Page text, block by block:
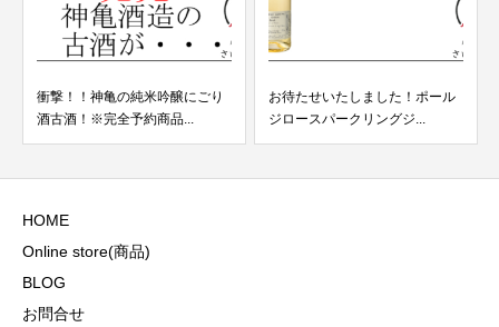
衝撃！！神亀の純米吟醸にごり
酒古酒！※完全予約商品...
お待たせいたしました！ポール
ジロースパークリングジ...
HOME
Online store(商品)
BLOG
お問合せ